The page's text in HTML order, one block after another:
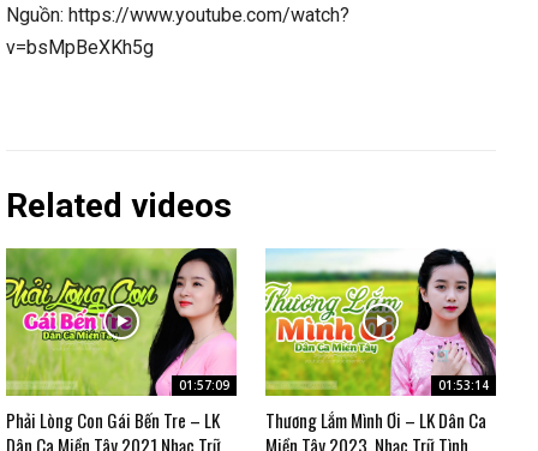
Nguồn: https://www.youtube.com/watch?
v=bsMpBeXKh5g
Related videos
01:57:09
Phải Lòng Con Gái Bến Tre – LK
Dân Ca Miền Tây 2021 Nhạc Trữ
01:53:14
Thương Lắm Mình Ơi – LK Dân Ca
Miền Tây 2023, Nhạc Trữ Tình